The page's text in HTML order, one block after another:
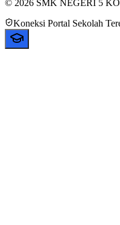
© 2026 SMK NEGERI 5
Koneksi Portal Sekolah